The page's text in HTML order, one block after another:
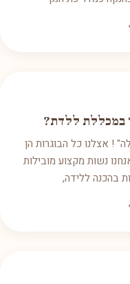
במכללת ללדת?
! אצלנו כל הבוגרות הן
נשות מקצוע מובילות
בהכנה ללידה,